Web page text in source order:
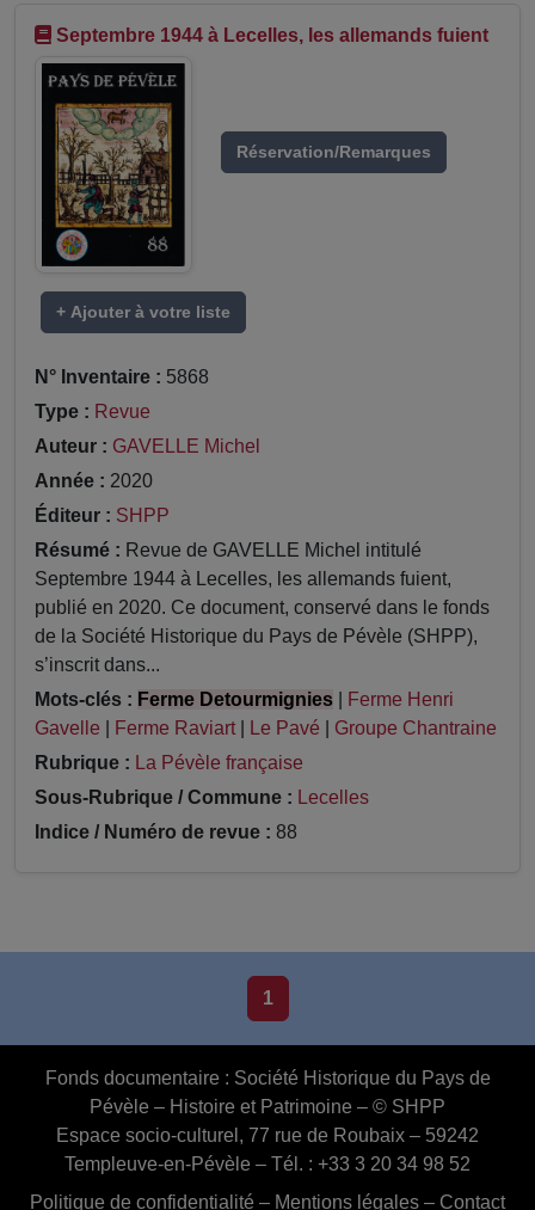
Septembre 1944 à Lecelles, les allemands fuient
Réservation/Remarques
+ Ajouter à votre liste
N° Inventaire : 5868
Type : Revue
Auteur : GAVELLE Michel
Année : 2020
Éditeur : SHPP
Résumé : Revue de GAVELLE Michel intitulé
Septembre 1944 à Lecelles, les allemands fuient,
publié en 2020. Ce document, conservé dans le fonds
de la Société Historique du Pays de Pévèle (SHPP),
s’inscrit dans...
Mots-clés : Ferme Detourmignies
Ferme Henri
Gavelle
Ferme Raviart Le Pavé
Groupe Chantraine
Rubrique : La Pévèle française
Sous-Rubrique / Commune : Lecelles
Indice / Numéro de revue : 88
1
Fonds documentaire : Société Historique du Pays de
Pévèle – Histoire et Patrimoine – © SHPP
Espace socio-culturel, 77 rue de Roubaix – 59242
Templeuve-en-Pévèle – Tél. : +33 3 20 34 98 52
Politique de confidentialité – Mentions légales – Contact